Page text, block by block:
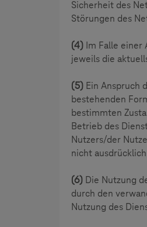
Sicherheit des
Störungen des
(4) Im Falle einer
jeweils die
(5) Ein Anspruch
bestehenden
bestimmten
Betrieb des
Nutzers/der
nicht
(6) Die Nutzung
durch den
Nutzung des